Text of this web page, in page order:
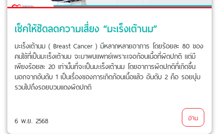
เช็คให้ชัดลดความเสี่ยง “มะเร็งเต้านม”
มะเร็งเต้านม ( Breast Cancer ) มีหลากหลายอาการ โดยร้อยละ 80 ของ
คนไข้ที่เป็นมะเร็งเต้านม จะมาพบแพทย์เพราะเจอก้อนเนื้อที่ผิดปกติ แต่มี
เพียงร้อยละ 20 เท่านั้นที่จะเป็นมะเร็งเต้านม โดยอาการผิดปกติที่เกิดขึ้น
นอกจากอันดับ 1 เป็นเรื่องของการเกิดก้อนเนื้อแล้ว อันดับ 2 คือ รอยบุ๋ม
รวมไปถึงรอยบวมแดงผิดปกติ
6 พ.ย. 2568 อ่าน